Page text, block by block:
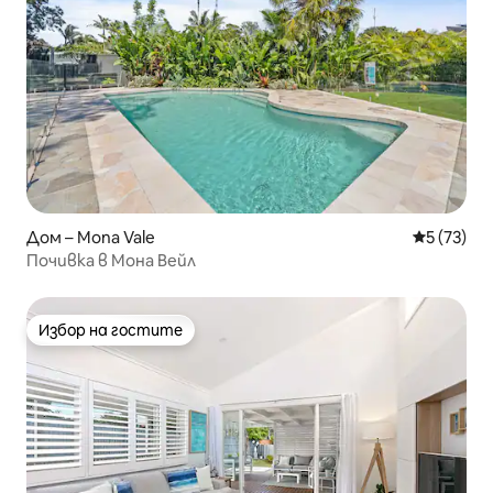
Дом – Mona Vale Средна
5 (73)
Почивка в Мона Вейл
Избор на гостите
Избор на гостите